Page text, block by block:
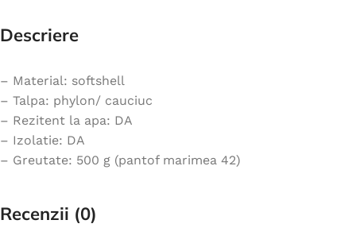
Descriere
– Material: softshell
– Talpa: phylon/ cauciuc
– Rezitent la apa: DA
– Izolatie: DA
– Greutate: 500 g (pantof marimea 42)
Recenzii (0)